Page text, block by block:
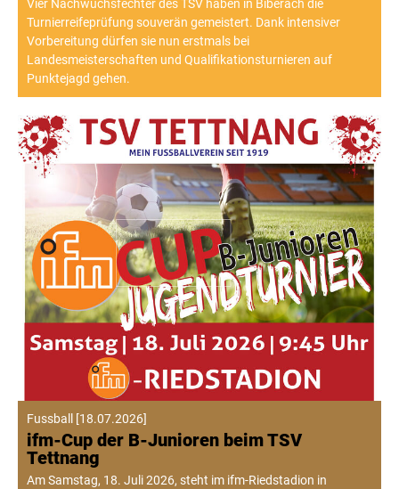
Vier Nachwuchsfechter des TSV haben in Biberach die
Turnierreifeprüfung souverän gemeistert. Dank intensiver
Vorbereitung dürfen sie nun erstmals bei
Landesmeisterschaften und Qualifikationsturnieren auf
Punktejagd gehen.
Fussball [18.07.2026]
ifm-Cup der B-Junioren beim TSV
Tettnang
Am Samstag, 18. Juli 2026, steht im ifm-Riedstadion in